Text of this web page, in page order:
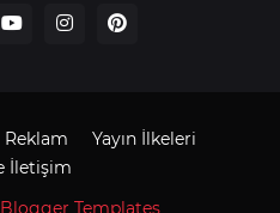
Templates
Reklam
Yayın İlkeleri
İletişim